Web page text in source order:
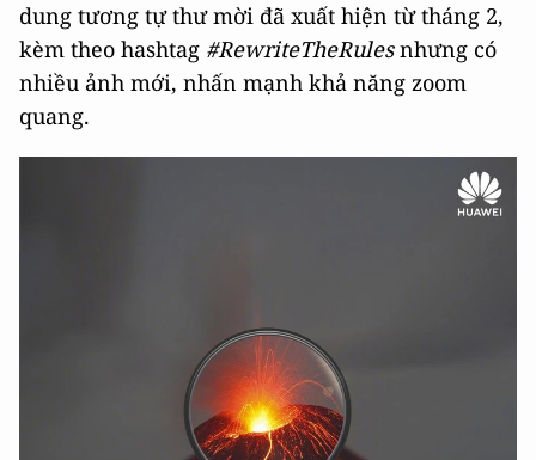
dung tương tự thư mời đã xuất hiện từ tháng 2,
kèm theo hashtag #RewriteTheRulesnhưng có
nhiều ảnh mới, nhấn mạnh khả năng zoom
quang.